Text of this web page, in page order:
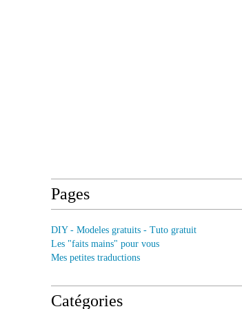
Pages
DIY - Modeles gratuits - Tuto gratuit
Les "faits mains" pour vous
Mes petites traductions
Catégories